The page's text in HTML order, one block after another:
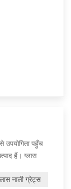
कारण आपको
स्क्रैप मूल्य है...
उपयोगिता पहुँच
हैं। ग्लास
पारंपरिक धातु
नाली ग्रेट्स